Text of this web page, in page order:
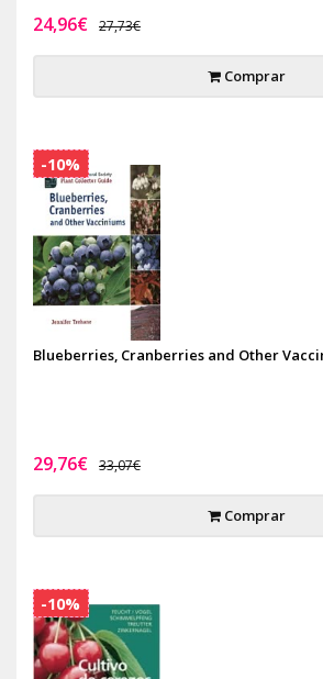
24,96€ 27,73€
Comprar
Blueberries, Cranberries and Other
29,76€ 33,07€
Comprar
-10%
-10%